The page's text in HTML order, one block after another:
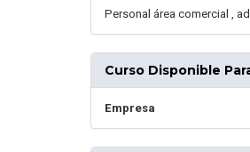
Personal área comercial ,
Curso Disponible
Empresa